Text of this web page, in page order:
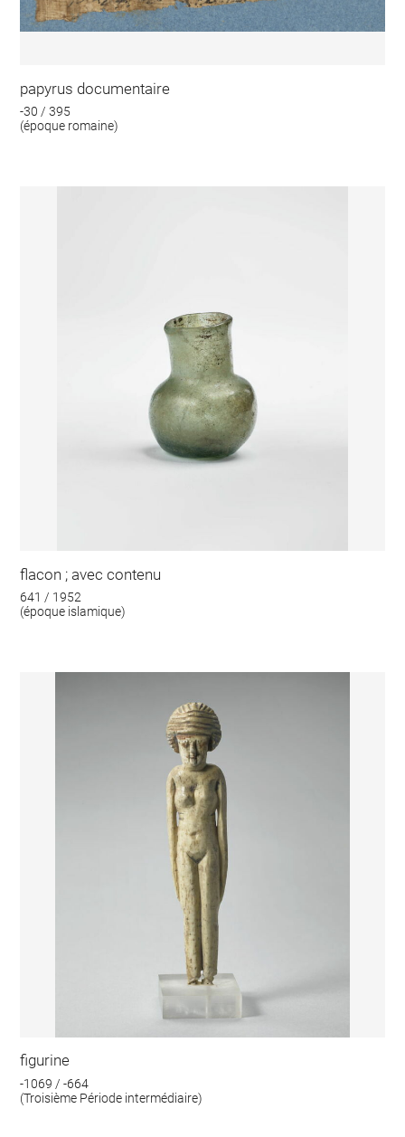
papyrus documentaire
-30 / 395
(époque romaine)
flacon ; avec contenu
641 / 1952
(époque islamique)
figurine
-1069 / -664
(Troisième Période intermédiaire)